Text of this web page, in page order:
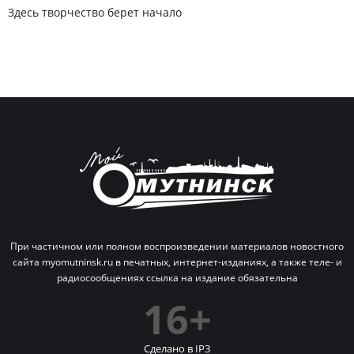
Здесь творчество берет начало
При частичном или полном воспроизведении материалов новостного
сайта myomutninsk.ru в печатных, интернет-изданиях, а также теле- и
радиосообщениях ссылка на издание обязательна
16+
Сделано в IP3